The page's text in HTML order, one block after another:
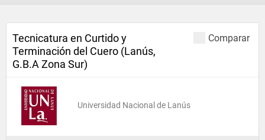
Comparar
Tecnicatura en Curtido y
Terminación del Cuero (Lanús,
G.B.A Zona Sur)
Universidad Nacional de Lanús